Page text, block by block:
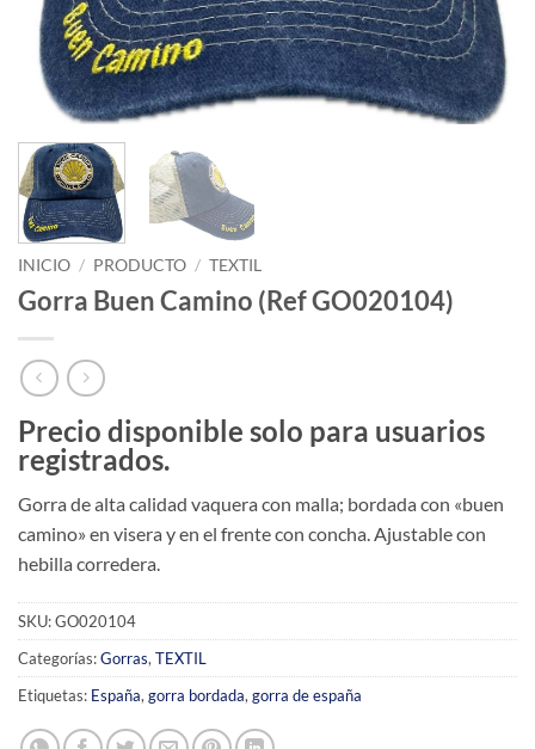
INICIO / PRODUCTO / TEXTIL
Gorra Buen Camino (Ref GO020104)
Precio disponible solo para usuarios
registrados.
Gorra de alta calidad vaquera con malla; bordada con «buen
camino» en visera y en el frente con concha. Ajustable con
hebilla corredera.
SKU:GO020104
Categorías:Gorras,TEXTIL
Etiquetas: España,gorra bordada,gorra de españa